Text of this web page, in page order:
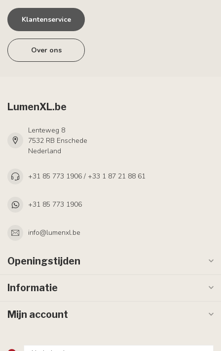
Klantenservice
Over ons
LumenXL.be
Lenteweg 8
7532 RB Enschede
Nederland
+31 85 773 1906 / +33 1 87 21 88 61
+31 85 773 1906
info@lumenxl.be
Openingstijden
Informatie
Mijn account